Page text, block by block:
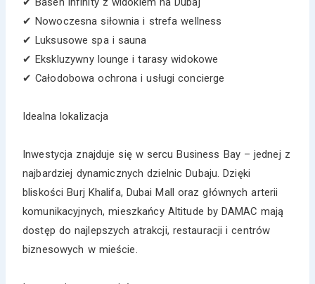
✔ Nowoczesna siłownia i strefa wellness
✔ Luksusowe spa i sauna
✔ Ekskluzywny lounge i tarasy widokowe
✔ Całodobowa ochrona i usługi concierge
Idealna lokalizacja
Inwestycja znajduje się w sercu Business Bay – jednej z
najbardziej dynamicznych dzielnic Dubaju. Dzięki
bliskości Burj Khalifa, Dubai Mall oraz głównych arterii
komunikacyjnych, mieszkańcy Altitude by DAMAC mają
dostęp do najlepszych atrakcji, restauracji i centrów
biznesowych w mieście.